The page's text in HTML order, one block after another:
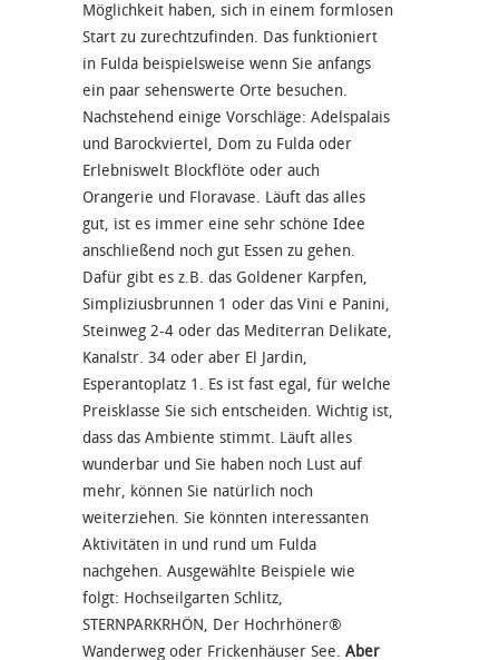
Möglichkeit haben, sich in einem formlosen
Start zu zurechtzufinden. Das funktioniert
in Fulda beispielsweise wenn Sie anfangs
ein paar sehenswerte Orte besuchen.
Nachstehend einige Vorschläge: Adelspalais
und Barockviertel, Dom zu Fulda oder
Erlebniswelt Blockflöte oder auch
Orangerie und Floravase. Läuft das alles
gut, ist es immer eine sehr schöne Idee
anschließend noch gut Essen zu gehen.
Dafür gibt es z.B. das Goldener Karpfen,
Simpliziusbrunnen 1 oder das Vini e Panini,
Steinweg 2-4 oder das Mediterran Delikate,
Kanalstr. 34 oder aber El Jardin,
Esperantoplatz 1. Es ist fast egal, für welche
Preisklasse Sie sich entscheiden. Wichtig ist,
dass das Ambiente stimmt. Läuft alles
wunderbar und Sie haben noch Lust auf
mehr, können Sie natürlich noch
weiterziehen. Sie könnten interessanten
Aktivitäten in und rund um Fulda
nachgehen. Ausgewählte Beispiele wie
folgt: Hochseilgarten Schlitz,
STERNPARKRHÖN, Der Hochrhöner®
Wanderweg oder Frickenhäuser See. Aber